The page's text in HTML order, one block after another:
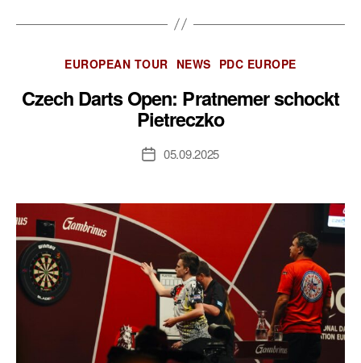
Kategorien
EUROPEAN TOUR NEWS PDC EUROPE
Czech Darts Open: Pratnemer schockt
Pietreczko
Veröffentlichungsdatum
05.09.2025